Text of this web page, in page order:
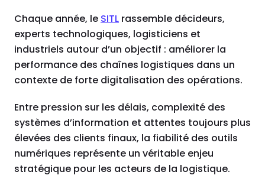
Chaque année, le SITL rassemble décideurs,
experts technologiques, logisticiens et
industriels autour d’un objectif : améliorer la
performance des chaînes logistiques dans un
contexte de forte digitalisation des opérations.
Entre pression sur les délais, complexité des
systèmes d’information et attentes toujours plus
élevées des clients finaux, la fiabilité des outils
numériques représente un véritable enjeu
stratégique pour les acteurs de la logistique.